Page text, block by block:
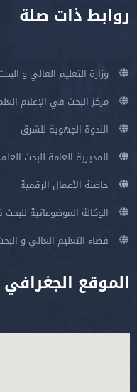
روابط ذات صلة
وزارة التعليم العالي و
مركز البحث في الإعلام
الندوة الجهوية للشرق
المديرية العامة للبحث
حاضنة الأعمال الرقمية
الوكالة الموضوعاتية
فضاء التعليم العالي و
الموقع الجغرافي